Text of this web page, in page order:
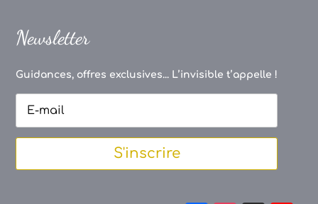
Newsletter
Guidances, offres exclusives... L’invisible t’appelle !
S'inscrire